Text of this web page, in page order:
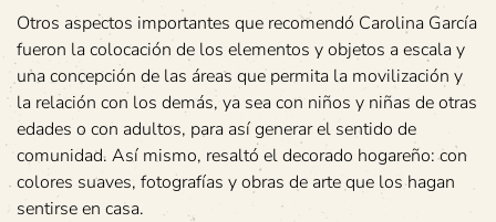
Otros aspectos importantes que recomendó Carolina García
fueron la colocación de los elementos y objetos a escala y
una concepción de las áreas que permita la movilización y
la relación con los demás, ya sea con niños y niñas de otras
edades o con adultos, para así generar el sentido de
comunidad. Así mismo, resaltó el decorado hogareño: con
colores suaves, fotografías y obras de arte que los hagan
sentirse en casa.